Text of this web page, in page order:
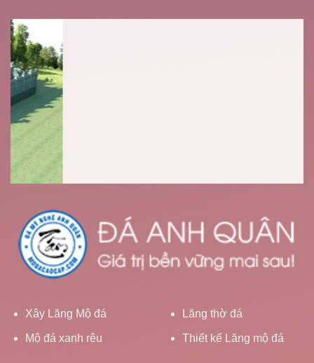
Xây Lăng Mộ đá
Mộ đá xanh rêu
Lăng thờ đá
Thiết kế Lăng mộ đá